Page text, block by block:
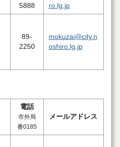
5888
ro.lg.jp
89-
2250
mokuzai@city.n
oshiro.lg.jp
電話
市外局
番0185
メールアドレス